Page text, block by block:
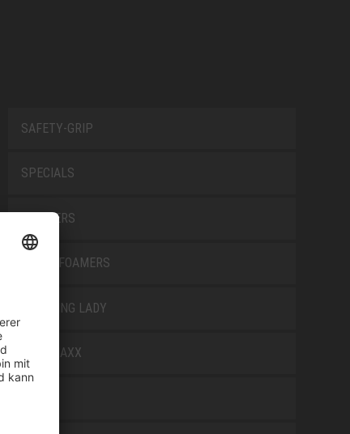
SAFETY-GRIP
SPECIALS
TRAINERS
TRANSFOAMERS
TREKKING LADY
WELLMAXX